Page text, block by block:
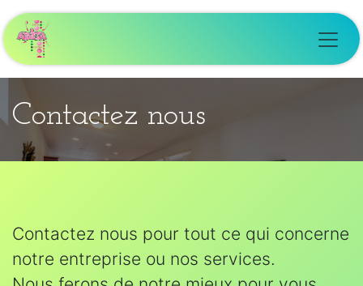
Se rendre au contenu
Contactez nous
Contactez nous pour tout ce qui concerne
notre entreprise ou nos services.